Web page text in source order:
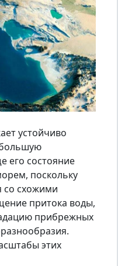
устойчиво
его состояние
поскольку
со схожими
притока воды,
прибрежных
этих